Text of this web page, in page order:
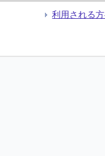
利用される